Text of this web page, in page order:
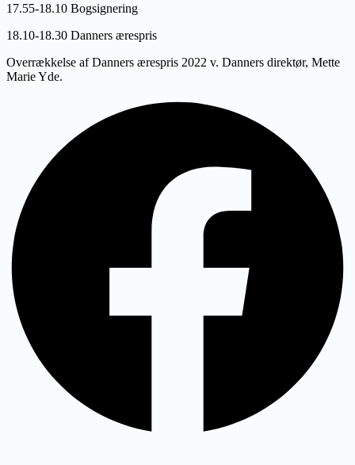
17.55-18.10 Bogsignering
18.10-18.30 Danners ærespris
Overrækkelse af Danners ærespris 2022 v. Danners direktør, Mette
Marie Yde.